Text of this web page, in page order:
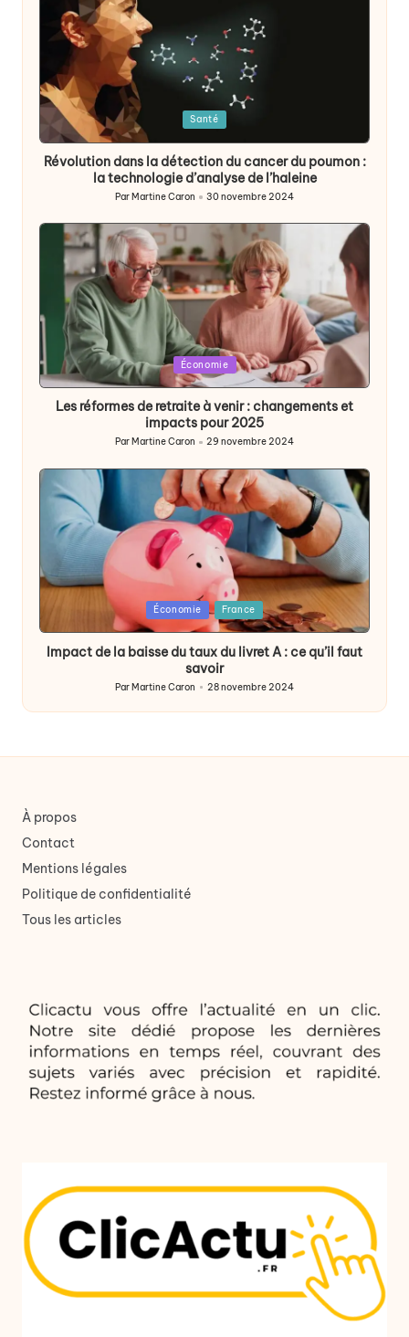
Posted
in
Santé
Révolution dans la détection du cancer du poumon :
la technologie d’analyse de l’haleine
Publié
par
ParMartine Caron 30 novembre 2024
Posted
in
Économie
Les réformes de retraite à venir : changements et
impacts pour 2025
Par Martine Caron 29 novembre 2024
Économie France
Impact de la baisse du taux du livret A : ce qu’il faut
savoir
Publié
par
ParMartine Caron 28 novembre 2024
À propos
Contact
Mentions légales
Politique de confidentialité
Tous les articles